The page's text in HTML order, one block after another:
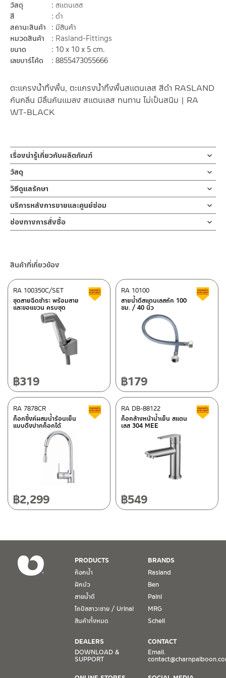
ตะแกรงน้ำทิ้งพื้น, ตะแกรงน้ำทิ้งพื้นสแตนเลส สีดำ RASLAND
กันกลิ่น มีลิ้นกันแมลง สแตนเลส ทนทาน ไม่เป็นสนิม | RA
WT-BLACK
วัสดุ
สแตนเลส
สี
ดำ
สถานะสินค้า
มีสินค้า
หมวดสินค้า
Rasland-Fittings
ขนาด
10 x 10 x 5 cm.
เลขบาร์โค้ด
8855473055666
เรื่องน่ารู้เกี่ยวกับผลิตภัณฑ์
ตะแกรงน้ำทิ้งพื้น ตะแกรงกันกลิ่น ฝาปิดรูระบายน้ำ floor drain มีลิ้น
กันแมลง ผลิตจากสแตนเลส เกรด 304 MATT BLACK หรือดำด้าน
ขนาดท่อ 1.5 – 2 นิ้ว หน้าแปลน 10×10ซม หรือ 4 นิ้วx4นิ้ว
ตะแกรงน้ำทิ้งพื้น ตะแกรงกันกลิ่น floor drain แบบมีลิ้นกันแมลง ผลิต
จากสแตนเลส เกรด 304 MATT BLACK หรือดำด้าน ช่วยกรองเศษผม
เศษสบู่ หรือคราบสกปรกต่างๆ ไม่ไหลลงไปในท่อน้ำทิ้ง ซึ่งเป็นต้นเหตุ
กลิ่นด้านในจะมีน้ำขังอยู่ เพื่อกันไม่ให้กลิ่นจากในท่อย้อนกลับขึ้นมา
วัสดุ
ตัวตะแกรง
ผลิตจากสแตนเลส เกรด 304 MATT BLACK
วิธีดูแลรักษา
คำแนะนำในการดูแลรักษาผลิตภัณฑ์
1.ไม่ทำสินค้าให้เกิดความเสียหายอื่น ๆ นอกจากการใช้งานปกติ เช่นไม่ทำ
ตก ไม่งัดหรือโยกสินค้าแรงๆ
2.ทำความสะอาดสินค้าโดยการใช้ผ้านุ่มๆชุบน้ำหมาดๆแล้วเช็ดให้แห้ง
4.ห้ามใช้แปรง วัสดุแข็ง หยาบ ห้ามใช้ฝอยขัดทำความสะอาด ขัดหรือถู
บริการหลังการขายและศูนย์ซ่อม
ช่องทางออนไลน์
– Email: contact@charnpaiboon.com
ศูนย์บริการและอะไหล่ กรุงเทพฯ
662/61-62 ถนน พระราม3 แขวงบางโพงพาง เขตยานนาวา กรุงเทพฯ
โทร: 02-358-0080 / 080-075-8668 / 091-545-0556
ศูนย์บริการและอะไหล่ เชียงใหม่
118/33 โครงการอรสิริน ม.8 ต.สันปูเลย อ.ดอยสะเก็ด เชียงใหม่
โทร: 080-075-2626
วันจันทร์ – วันศุกร์ เวลา 8:30-17:30 น.
วันเสาร์ เวลา 8:30-15:00 น.
1. การรับประกัน จะต้องมีหลักฐานการซื้อ หรือ ใบเสร็จ โดยทางบริษัทฯ
ขอตรวจสอบโดยนับวันซื้อขายเป็นสำคัญ ทางบริษัทฯ ไม่สามารถให้
เงื่อนไขการรับประกันสินค้าได้ หากไม่มีเอกสารดังกล่าว
2. การรับประกันสินค้า จะรับประกันฉพาะสินค้าที่อยู่ในสภาพการใช้งาน
ปกติ หากมีตำหนิ ชำรุด ร้าว ตกพื้น หรือสภาพภายนอกอยู่ในสภาพที่ใช้
3. การรับประกันสินค้า จะรับประกันเฉพาะชิ้นส่วนที่แจ้ง เช่น ก๊อกน้ำ จะ
รับประกันเฉพาะวาล์วก๊อกน้ำไม่รั่วซึม ดังนั้นการรับประกันจะเป็นการ
เปลี่ยนเฉพาะชิ้นส่วนที่รับประกันนั้นๆ
ช่องทางการสั่งซื้อ
– Shopee
–Lazada
–ซื้อสินค้าชิ้นนี้บน Shopee>> คลิกที่นี่<<
–ซื้อสินค้าชิ้นนี้บน Lazada คลิกที่นี่<<
ติดต่อพนักงานขาย / Contact Sales Staff
โทร: 02-285-5795
@charnpaiboon.sales
ติดต่อ ชาญไพบูลย์ / Contact Us
สินค้าที่เกี่ยวข้อง
ชุดสายฉีดชำระ พร้อมสาย
และขอแขวน ครบชุด
RA 100350C/SET สินค้าลดราคา เคลียร์สต็อก
฿319
สายน้ำดีสแตนเลสถัก 100
ซม. / 40 นิ้ว
RA 10100
฿179
ก็อกซิ้งค์ผสมน้ำร้อนเย็น
แบบดึงปากก็อกได้
RA 7878CR สินค้าลดราคา เคลียร์สต็อก
฿2,299
ก็อกล้างหน้าน้ำเย็น สแตน
เลส 304 MEE
RA DB-88122
฿549
PRODUCTS
ก๊อกน้ำ
ฝักบัว
สายน้ำดี
โถปัสสาวะชาย / Urinal
สินค้าทั้งหมด
BRANDS
Rasland
Ben
Paini
MRG
Schell
DEALERS
DOWNLOAD &
SUPPORT
CONTACT
Email.